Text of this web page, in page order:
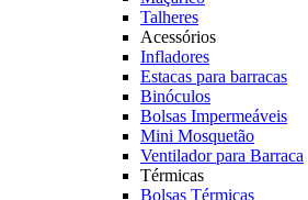
Talheres
Acessórios
Infladores
Estacas para barracas
Binóculos
Bolsas Impermeáveis
Mini Mosquetão
Ventilador para Barraca
Térmicas
Bolsas Térmicas